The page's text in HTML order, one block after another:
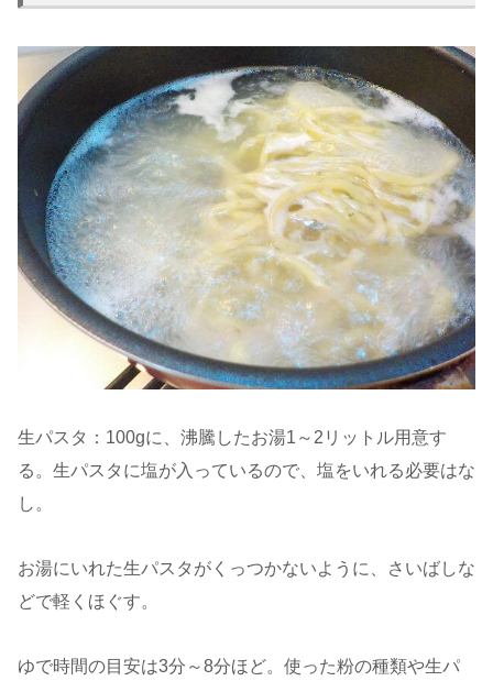
生パスタ：100gに、沸騰したお湯1～2リットル用意す
る。生パスタに塩が入っているので、塩をいれる必要はな
し。
お湯にいれた生パスタがくっつかないように、さいばしな
どで軽くほぐす。
ゆで時間の目安は3分～8分ほど。使った粉の種類や生パ